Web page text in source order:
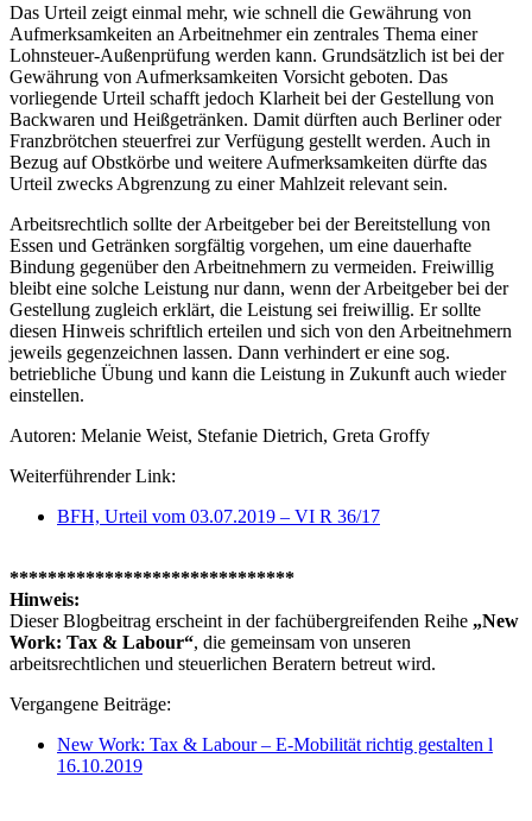
Das Urteil zeigt einmal mehr, wie schnell die Gewährung von
Aufmerksamkeiten an Arbeitnehmer ein zentrales Thema einer
Lohnsteuer-Außenprüfung werden kann. Grundsätzlich ist bei der
Gewährung von Aufmerksamkeiten Vorsicht geboten. Das
vorliegende Urteil schafft jedoch Klarheit bei der Gestellung von
Backwaren und Heißgetränken. Damit dürften auch Berliner oder
Franzbrötchen steuerfrei zur Verfügung gestellt werden. Auch in
Bezug auf Obstkörbe und weitere Aufmerksamkeiten dürfte das
Urteil zwecks Abgrenzung zu einer Mahlzeit relevant sein.
Arbeitsrechtlich sollte der Arbeitgeber bei der Bereitstellung von
Essen und Getränken sorgfältig vorgehen, um eine dauerhafte
Bindung gegenüber den Arbeitnehmern zu vermeiden. Freiwillig
bleibt eine solche Leistung nur dann, wenn der Arbeitgeber bei der
Gestellung zugleich erklärt, die Leistung sei freiwillig. Er sollte
diesen Hinweis schriftlich erteilen und sich von den Arbeitnehmern
jeweils gegenzeichnen lassen. Dann verhindert er eine sog.
betriebliche Übung und kann die Leistung in Zukunft auch wieder
einstellen.
Autoren: Melanie Weist, Stefanie Dietrich, Greta Groffy
Weiterführender Link:
BFH, Urteil vom 03.07.2019 – VI R 36/17
******************************
Hinweis:
Dieser Blogbeitrag erscheint in der fachübergreifenden Reihe „New
Work: Tax & Labour“, die gemeinsam von unseren
arbeitsrechtlichen und steuerlichen Beratern betreut wird.
Vergangene Beiträge:
New Work: Tax & Labour – E-Mobilität richtig gestalten l
16.10.2019